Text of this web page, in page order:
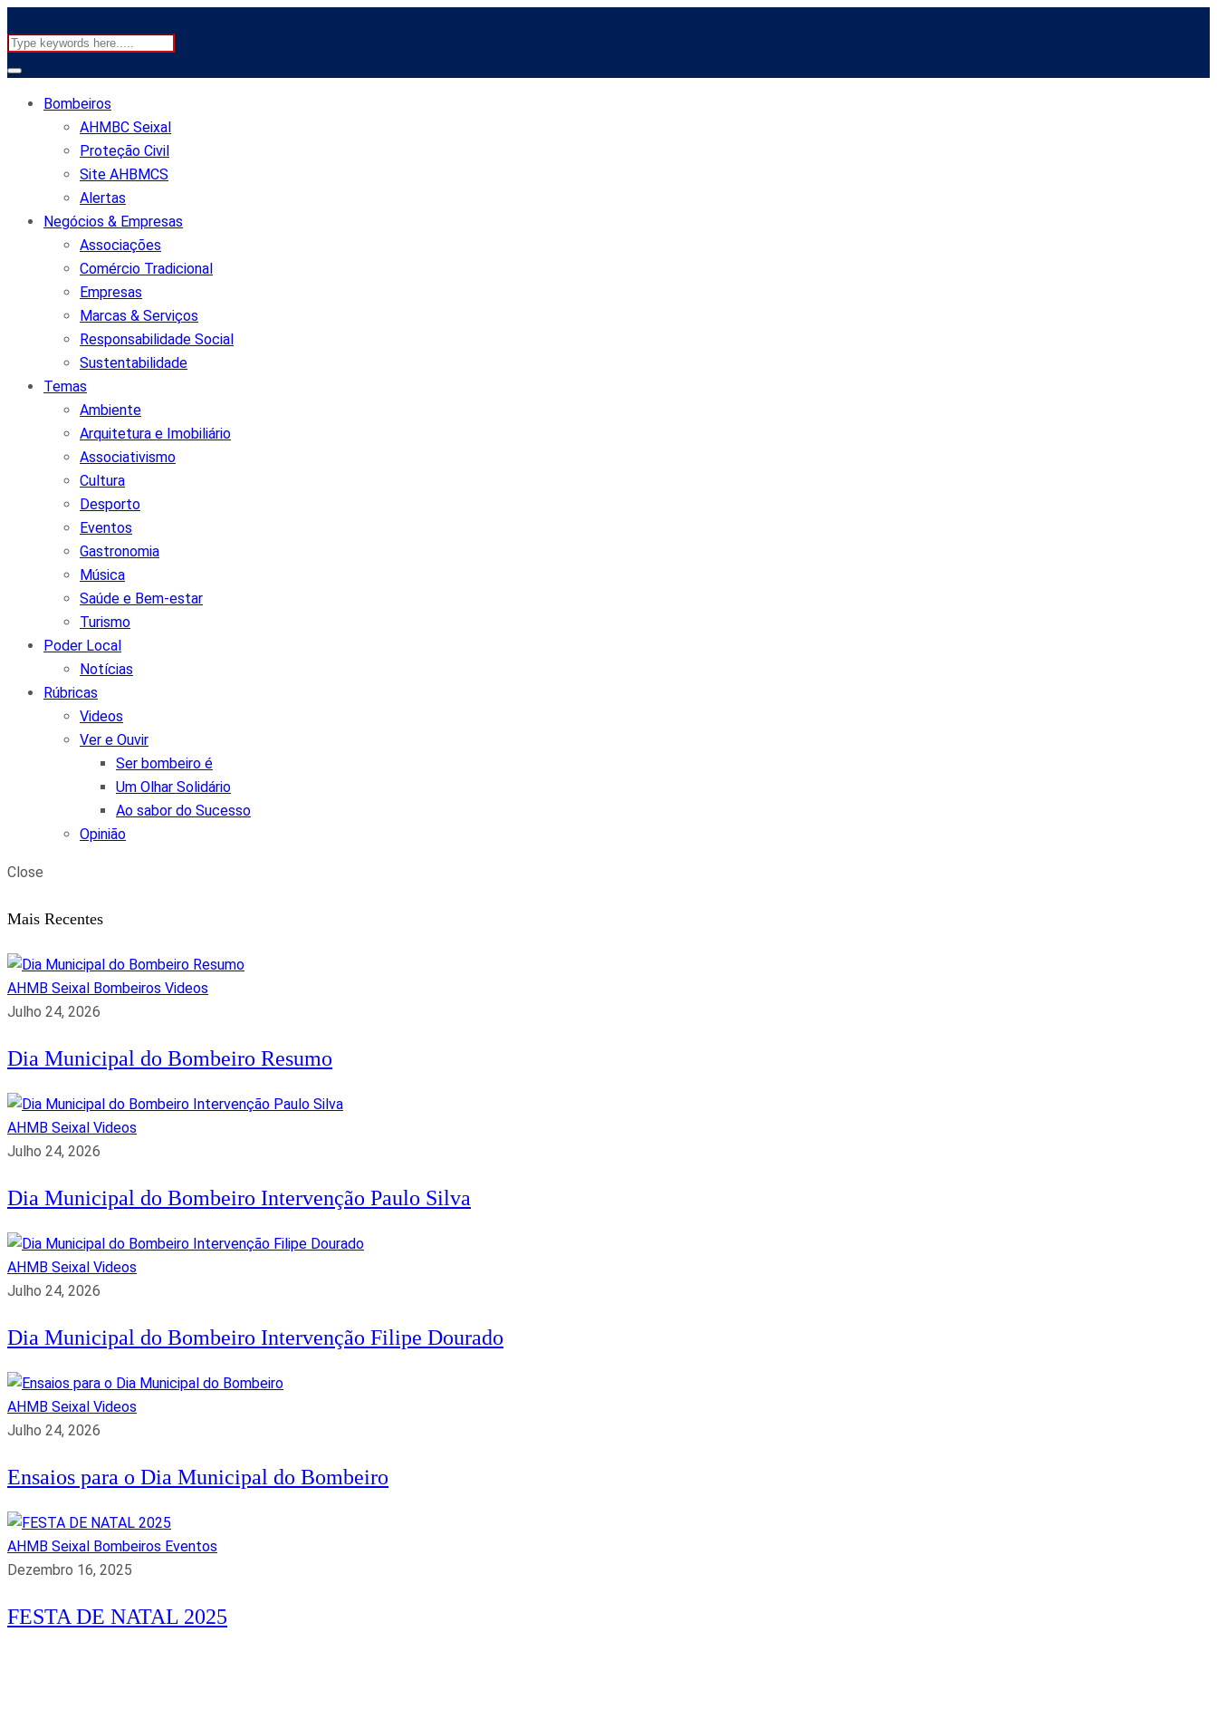
Bombeiros
AHMBC Seixal
Proteção Civil
Site AHBMCS
Alertas
Negócios & Empresas
Associações
Comércio Tradicional
Empresas
Marcas & Serviços
Responsabilidade Social
Sustentabilidade
Temas
Ambiente
Arquitetura e Imobiliário
Associativismo
Cultura
Desporto
Eventos
Gastronomia
Música
Saúde e Bem-estar
Turismo
Poder Local
Notícias
Rúbricas
Videos
Ver e Ouvir
Ser bombeiro é
Um Olhar Solidário
Ao sabor do Sucesso
Opinião
Close
Mais Recentes
AHMB Seixal Bombeiros Videos
Julho 24, 2026
Dia Municipal do Bombeiro Resumo
AHMB Seixal Videos
Julho 24, 2026
Dia Municipal do Bombeiro Intervenção Paulo Silva
AHMB Seixal Videos
Julho 24, 2026
Dia Municipal do Bombeiro Intervenção Filipe Dourado
AHMB Seixal Videos
Julho 24, 2026
Ensaios para o Dia Municipal do Bombeiro
AHMB Seixal Bombeiros Eventos
Dezembro 16, 2025
FESTA DE NATAL 2025